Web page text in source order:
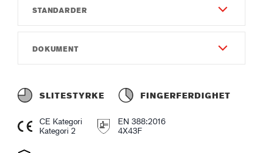
Slitestyrke
6
Fingerferdighet
3
Gauge
Gauge13
Materiale og Konstruksjon - Utside
STANDARDER
4X43FDOKUMENT
Instruction of use GUIDE 6330 CPN.pdf
Samsvarserklæring
Declaration of Conformity GUIDE 6330 CPN.pdf
SLITESTYRKE FINGERFERDIGHET
CE Kategori
Kategori 2
EN 388:2016
4X43F